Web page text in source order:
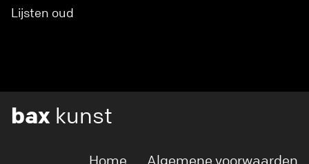
Lijsten oud
bax kunst
Home Algemene voorwaarden